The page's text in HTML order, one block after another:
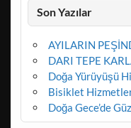
Son Yazılar
AYILARIN
DARI TEPE
Doğa Yürüyüşü
Bisiklet
Doğa Gece’de